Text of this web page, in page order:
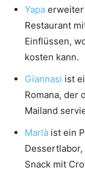
Yapa
Restaurant
Einflüssen,
kosten kann.
Giannasi ist
Romana, der
Mailand
Marlà ist ein
Snack mit